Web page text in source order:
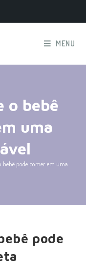
MENU
o bebê
uma
bebê pode comer em uma dieta
pode